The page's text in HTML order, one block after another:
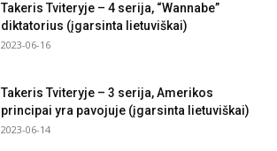
Takeris Tviteryje – 4 serija, “Wannabe”
diktatorius (įgarsinta lietuviškai)
2023-06-16
Takeris Tviteryje – 3 serija, Amerikos
principai yra pavojuje (įgarsinta lietuviškai)
2023-06-14